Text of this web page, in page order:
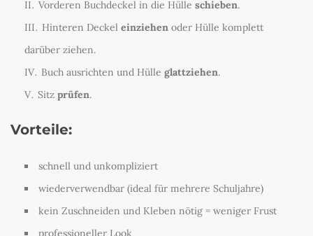
Vorderen Buchdeckel in die Hülle schieben.
Hinteren Deckel einziehen oder Hülle komplett
darüber ziehen.
Buch ausrichten und Hülle glattziehen.
Sitz prüfen.
Vorteile:
schnell und unkompliziert
wiederverwendbar (ideal für mehrere Schuljahre)
kein Zuschneiden und Kleben nötig = weniger Frust
professioneller Look